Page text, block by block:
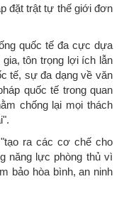
đặt trật tự thế giới đơn
quốc tế đa cực dựa
tôn trọng lợi ích lẫn
tế, sự đa dạng về văn
quốc tế trong quan
chống lại mọi thách
ra các cơ chế cho
năng lực phòng thủ vì
bảo hòa bình, an ninh